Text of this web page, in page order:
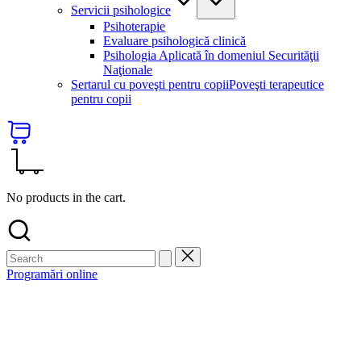
Servicii psihologice
Psihoterapie
Evaluare psihologică clinică
Psihologia Aplicată în domeniul Securităţii
Naţionale
Sertarul cu poveşti pentru copiiPoveşti terapeutice
pentru copii
No products in the cart.
Programări online